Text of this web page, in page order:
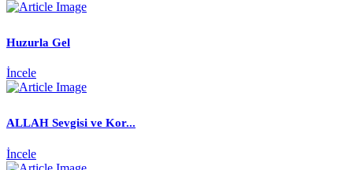
Huzurla Gel
İncele
ALLAH Sevgisi ve Kor...
İncele